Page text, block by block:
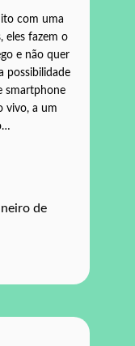
com uma
eles fazem o
e não quer
possibilidade
smartphone
vivo, a um
de